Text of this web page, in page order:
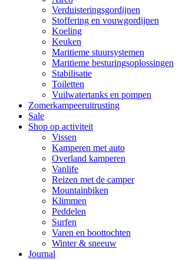
Verduisteringsgordijnen
Stoffering en vouwgordijnen
Koeling
Keuken
Maritieme stuursystemen
Maritieme besturingsoplossingen
Stabilisatie
Toiletten
Vuilwatertanks en pompen
Zomerkampeeruitrusting
Sale
Shop op activiteit
Vissen
Kamperen met auto
Overland kamperen
Vanlife
Reizen met de camper
Mountainbiken
Klimmen
Peddelen
Surfen
Varen en boottochten
Winter & sneeuw
Journal